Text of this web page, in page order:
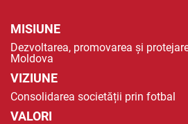
MISIUNE
Dezvoltarea, promovarea și
Moldova
VIZIUNE
Consolidarea societății prin fotbal
VALORI